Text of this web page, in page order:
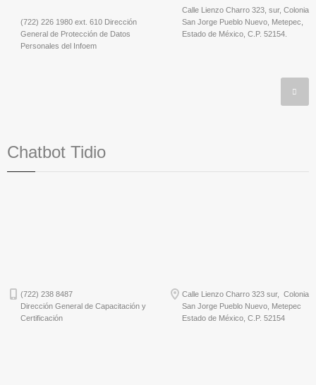
(722) 226 1980 ext. 610 Dirección
General de Protección de Datos
Personales del Infoem
Calle Lienzo Charro 323, sur, Colonia
San Jorge Pueblo Nuevo, Metepec,
Estado de México, C.P. 52154.
Chatbot Tidio
(722) 238 8487
Dirección General de Capacitación y
Certificación
Calle Lienzo Charro 323 sur, Colonia
San Jorge Pueblo Nuevo, Metepec
Estado de México, C.P. 52154